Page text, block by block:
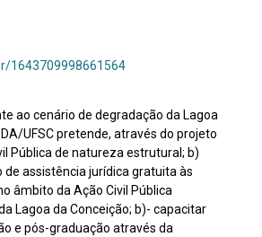
1643709998661564
ao cenário de degradação da Lagoa
UFSC pretende, através do projeto
Pública de natureza estrutural; b)
assistência jurídica gratuita às
âmbito da Ação Civil Pública
Lagoa da Conceição; b)- capacitar
e pós-graduação através da